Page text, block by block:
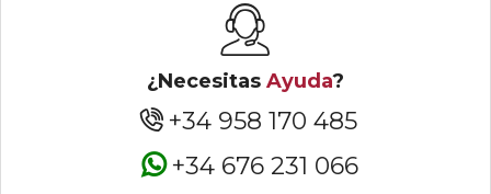
¿Necesitas Ayuda?
+34 958 170 485
+34 676 231 066